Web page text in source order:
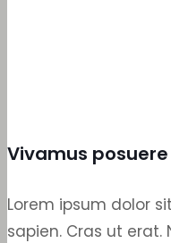
Vivamus
Lorem ipsum dolor
sapien. Cras ut